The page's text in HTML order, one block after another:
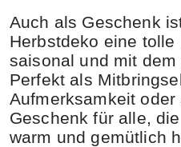
Auch als Geschenk
Herbstdeko eine tolle
saisonal und mit
Perfekt als
Aufmerksamkeit
Geschenk für alle,
warm und gemütlich